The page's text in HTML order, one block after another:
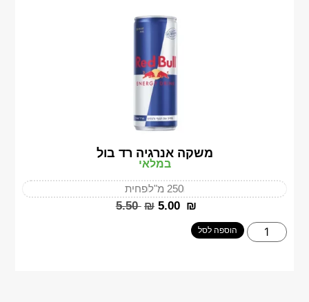
משקה אנרגיה רד בול
במלאי
250 מ"ל פחית
‎5.50 ₪ ‎5.00 ₪
הוספה לסל